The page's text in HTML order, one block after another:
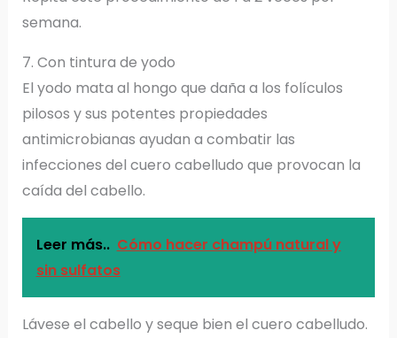
semana.
7. Con tintura de yodo
El yodo mata al hongo que daña a los folículos
pilosos y sus potentes propiedades
antimicrobianas ayudan a combatir las
infecciones del cuero cabelludo que provocan la
caída del cabello.
Leer más.. Cómo hacer champú natural y
sin sulfatos
Lávese el cabello y seque bien el cuero cabelludo.